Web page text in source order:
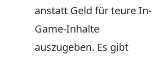
anstatt Geld für teure In-
Game-Inhalte
auszugeben. Es gibt